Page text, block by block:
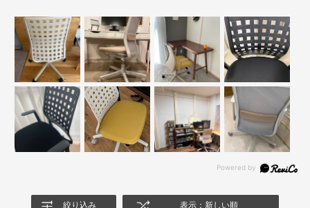
絞り込み 表示：新しい順